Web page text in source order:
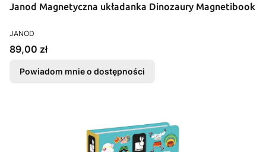
Janod Magnetyczna układanka Dinozaury Magnetibook
PRODUCENT
JANOD
Cena
89,00 zł
Powiadom mnie o dostępności